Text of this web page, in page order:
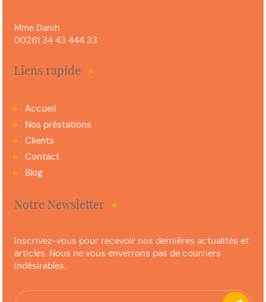
Mme Danih
00261 34 43 444 33
Liens rapide
Accueil
Nos préstations
Clients
Contact
Blog
Notre Newsletter
Inscrivez-vous pour recevoir nos dernières actualités et
articles. Nous ne vous enverrons pas de courriers
indésirables.